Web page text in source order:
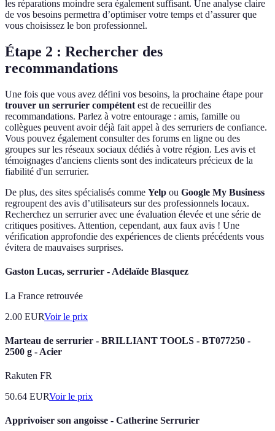
les réparations moindre sera également suffisant. Une analyse claire
de vos besoins permettra d’optimiser votre temps et d’assurer que
vous choisissez le bon professionnel.
Étape 2 : Rechercher des
recommandations
Une fois que vous avez défini vos besoins, la prochaine étape pour
trouver un serrurier compétent est de recueillir des
recommandations. Parlez à votre entourage : amis, famille ou
collègues peuvent avoir déjà fait appel à des serruriers de confiance.
Vous pouvez également consulter des forums en ligne ou des
groupes sur les réseaux sociaux dédiés à votre région. Les avis et
témoignages d'anciens clients sont des indicateurs précieux de la
fiabilité d'un serrurier.
De plus, des sites spécialisés comme Yelp ou Google My Business
regroupent des avis d’utilisateurs sur des professionnels locaux.
Recherchez un serrurier avec une évaluation élevée et une série de
critiques positives. Attention, cependant, aux faux avis ! Une
vérification approfondie des expériences de clients précédents vous
évitera de mauvaises surprises.
Gaston Lucas, serrurier - Adélaïde Blasquez
La France retrouvée
2.00 EURVoir le prix
Marteau de serrurier - BRILLIANT TOOLS - BT077250 -
2500 g - Acier
Rakuten FR
50.64 EURVoir le prix
Apprivoiser son angoisse - Catherine Serrurier